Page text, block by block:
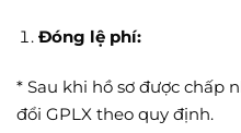
Đóng lệ phí:
* Sau khi hồ sơ được chấp
đổi GPLX theo quy định.